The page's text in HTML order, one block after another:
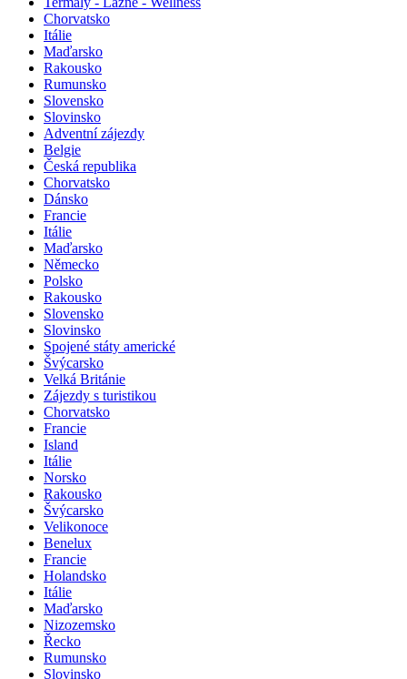
Chorvatsko
Itálie
Maďarsko
Rakousko
Rumunsko
Slovensko
Slovinsko
Adventní zájezdy
Belgie
Česká republika
Chorvatsko
Dánsko
Francie
Itálie
Maďarsko
Německo
Polsko
Rakousko
Slovensko
Slovinsko
Spojené státy americké
Švýcarsko
Velká Británie
Zájezdy s turistikou
Chorvatsko
Francie
Island
Itálie
Norsko
Rakousko
Švýcarsko
Velikonoce
Benelux
Francie
Holandsko
Itálie
Maďarsko
Nizozemsko
Řecko
Rumunsko
Slovinsko